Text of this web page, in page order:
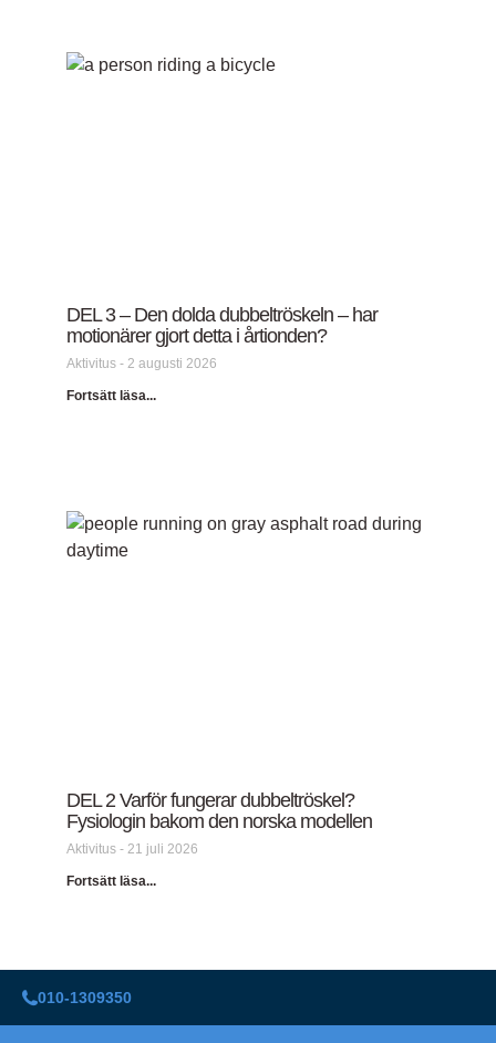
DEL 3 – Den dolda dubbeltröskeln – har
motionärer gjort detta i årtionden?
Aktivitus 2 augusti 2026
Fortsätt läsa...
DEL 2 Varför fungerar dubbeltröskel?
Fysiologin bakom den norska modellen
Aktivitus 21 juli 2026
Fortsätt läsa...
010-1309350